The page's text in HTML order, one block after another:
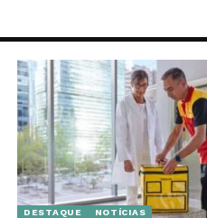
DESTAQUE NOTÍCIAS